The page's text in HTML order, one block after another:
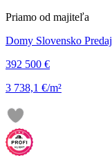
Priamo od majiteľa
Domy Slovensko Predaj
392 500 €
3 738,1 €/m²